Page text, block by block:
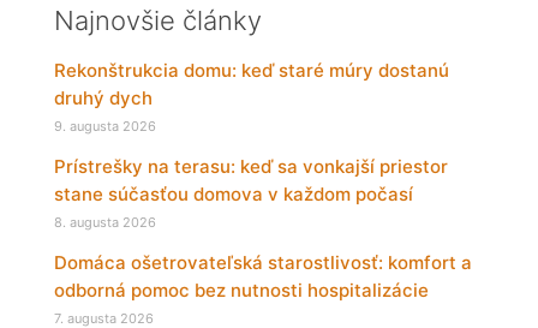
Najnovšie články
Rekonštrukcia domu: keď staré múry dostanú
druhý dych
9. augusta 2026
Prístrešky na terasu: keď sa vonkajší priestor
stane súčasťou domova v každom počasí
8. augusta 2026
Domáca ošetrovateľská starostlivosť: komfort a
odborná pomoc bez nutnosti hospitalizácie
7. augusta 2026